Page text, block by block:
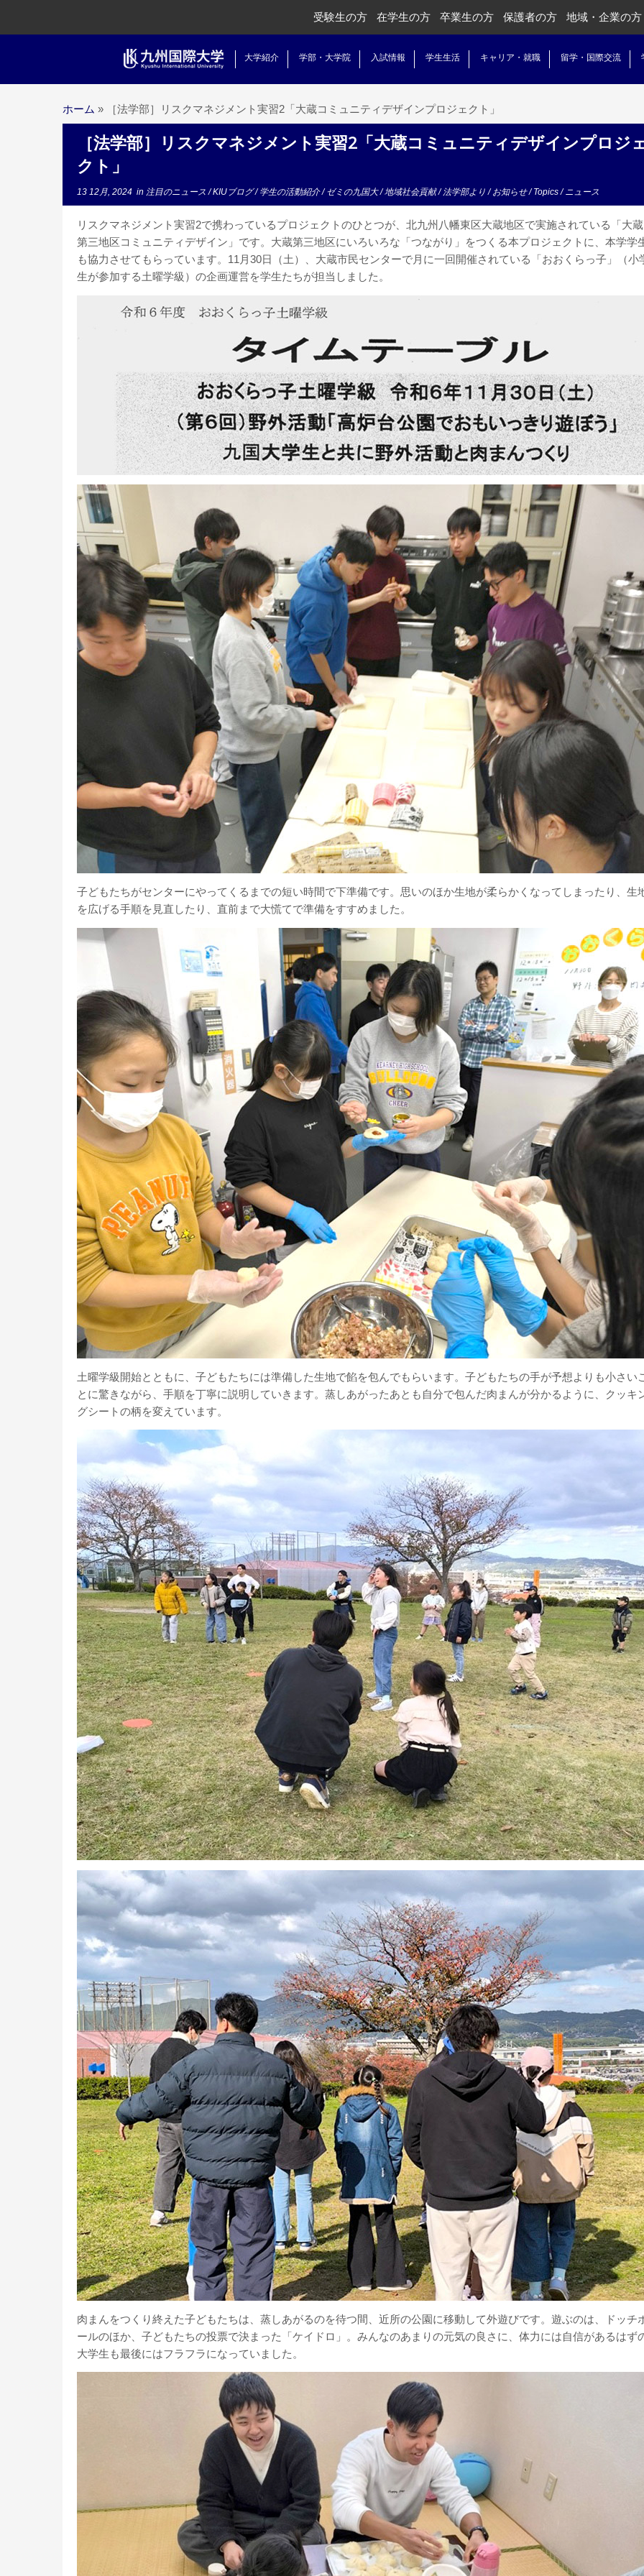
受験生の方 在学生の方 卒業生の方 保護者の方 地域・企業の方
大学紹介 学部・大学院 入試情報 学生生活 キャリア・就職 留学・国際交流
ホーム » ［法学部］リスクマネジメント実習2「大蔵コミュニティデザインプロジェクト」
［法学部］リスクマネジメント実習2「大蔵コミュニティデザインプロジ
クト」
13 12月, 2024 in 注目のニュース/KIUブログ/学生の活動紹介/ゼミの九国大/地域社会貢献/法学部より/お知らせ/Topics/ニュース
リスクマネジメント実習2で携わっているプロジェクトのひとつが、北九州八幡東区大蔵地区で実施されている「大蔵
第三地区コミュニティデザイン」です。大蔵第三地区にいろいろな「つながり」をつくる本プロジェクトに、本学学
も協力させてもらっています。11月30日（土）、大蔵市民センターで月に一回開催されている「おおくらっ子」（小
生が参加する土曜学級）の企画運営を学生たちが担当しました。
子どもたちがセンターにやってくるまでの短い時間で下準備です。思いのほか生地が柔らかくなってしまったり、生
を広げる手順を見直したり、直前まで大慌てで準備をすすめました。
土曜学級開始とともに、子どもたちには準備した生地で餡を包んでもらいます。子どもたちの手が予想よりも小さい
とに驚きながら、手順を丁寧に説明していきます。蒸しあがったあとも自分で包んだ肉まんが分かるように、クッキ
グシートの柄を変えています。
肉まんをつくり終えた子どもたちは、蒸しあがるのを待つ間、近所の公園に移動して外遊びです。遊ぶのは、ドッチ
ールのほか、子どもたちの投票で決まった「ケイドロ」。みんなのあまりの元気の良さに、体力には自信があるはず
大学生も最後にはフラフラになっていました。